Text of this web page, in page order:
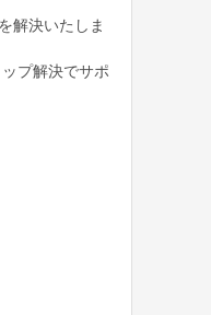
解決いたしま
プ解決でサポ